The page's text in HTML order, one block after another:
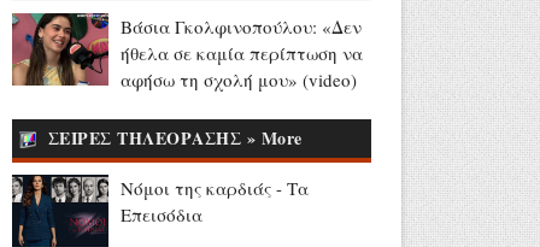
Αίγιο: Συνελήφθησαν δύο
γυναίκες κατηγορούμενες για
απειλή και εξύβριση
Αύγουστος 06, 2026
Το τελευταίο «αντίο» στον
Βάσια Γκολφινοπούλου: «Δεν
ήθελα σε καμία περίπτωση να
αφήσω τη σχολή μου» (video)
ΣΕΙΡΕΣ ΤΗΛΕΟΡΑΣΗΣ » More
Νόμοι της καρδιάς - Τα
Επεισόδια